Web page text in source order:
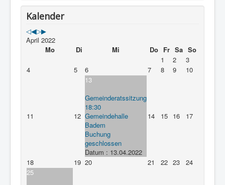
Kalender
April 2022
Mo
Di Mi Do Fr Sa So
1
2
3
4
5 6 7 8 9 10
11 12
13
Gemeinderatssitzung
18:30
Gemeindehalle
Badem
Buchung
geschlossen
Datum : 13.04.2022
14 15 16 17
18 19 20 21 22 23
24
25